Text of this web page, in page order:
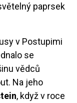
paprsek
v Postupimi
se
vědců
Na jeho
, když v roce